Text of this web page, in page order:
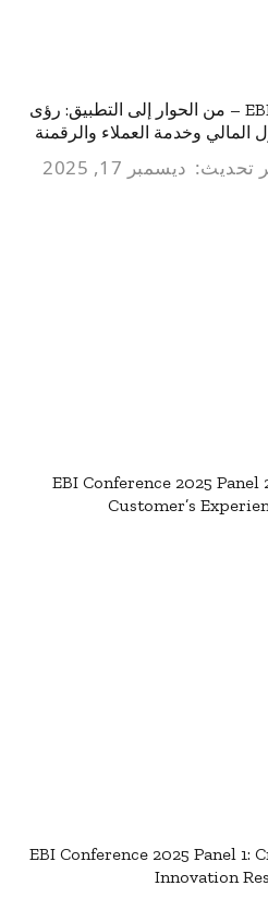
ورش عمل EBI BankConnect – من الحوار إلى التطبيق: رؤى
وخدمة العملاء والرقمنة
تحديث: ديسمبر 17, 2025
EBI Conference 2025
Customer’s
EBI Conference 2025 Panel 1:
Innovation